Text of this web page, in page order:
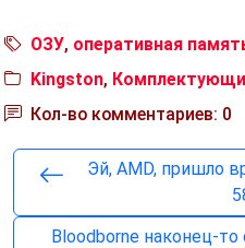
ОЗУ, оперативная
Kingston,
Кол-во комментариев: 0
Эй, AMD, пришло
Bloodborne наконец-